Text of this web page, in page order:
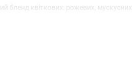
бленд квіткових, рожевих, мускусних,